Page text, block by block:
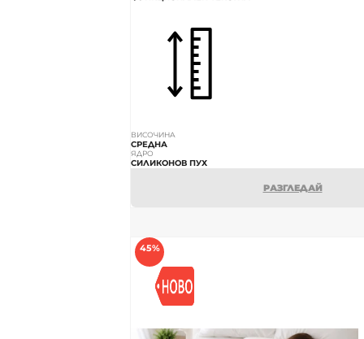
ВИСОЧИНА
СРЕДНА
ЯДРО
СИЛИКОНОВ ПУХ
РАЗГЛЕДАЙ
45%